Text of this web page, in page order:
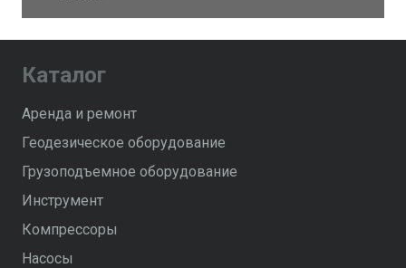
Каталог
Аренда и ремонт
Геодезическое оборудование
Грузоподъемное оборудование
Инструмент
Компрессоры
Насосы